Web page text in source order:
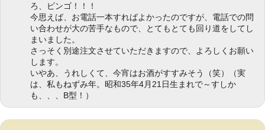
ろ、ビンゴ！！！
今思えば、お電話一本すればよかったのですが、電話での問
い合わせが大の苦手なもので、とてもとても回り道をしてし
まいました。
さっそく別途注文させていただきますので、よろしくお願い
します。
いやあ、うれしくて、今宵はお酒がすすみそう（笑）（実
は、私もねずみ年。昭和35年4月21日生まれで～すしか
も、、、B型！）